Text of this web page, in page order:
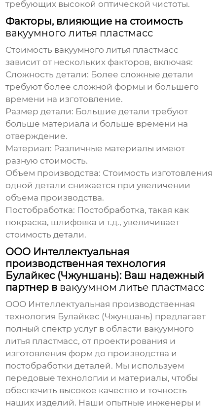
требующих высокой оптической чистоты.
Факторы, влияющие на стоимость
вакуумного литья пластмасс
Стоимость вакуумного литья пластмасс
зависит от нескольких факторов, включая:
Сложность детали: Более сложные детали
требуют более сложной формы и большего
времени на изготовление.
Размер детали: Большие детали требуют
больше материала и больше времени на
отверждение.
Материал: Различные материалы имеют
разную стоимость.
Объем производства: Стоимость изготовления
одной детали снижается при увеличении
объема производства.
Постобработка: Постобработка, такая как
покраска, шлифовка и т.д., увеличивает
стоимость детали.
ООО Интеллектуальная
производственная технология
Булайкес (Чжуншань): Ваш надежный
партнер в вакуумном литье пластмасс
ООО Интеллектуальная производственная
технология Булайкес (Чжуншань) предлагает
полный спектр услуг в области вакуумного
литья пластмасс, от проектирования и
изготовления форм до производства и
постобработки деталей. Мы используем
передовые технологии и материалы, чтобы
обеспечить высокое качество и точность
наших изделий. Наши опытные инженеры и